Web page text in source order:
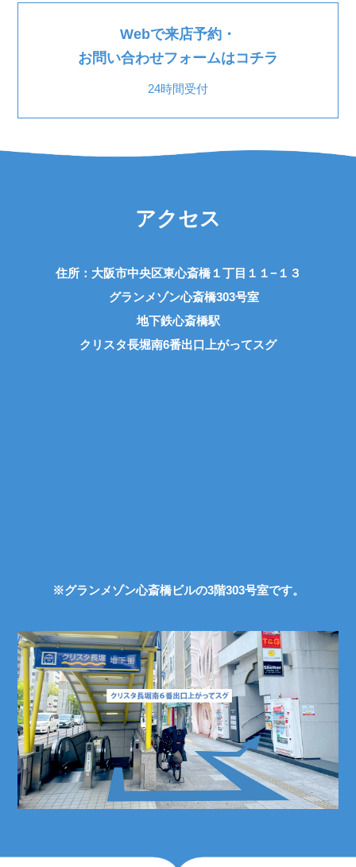
Webで来店予約・
お問い合わせフォームはコチラ
24時間受付
アクセス
住所：大阪市中央区東心斎橋１丁目１１−１３
グランメゾン心斎橋303号室
地下鉄心斎橋駅
クリスタ長堀南6番出口上がってスグ
※グランメゾン心斎橋ビルの3階303号室です。